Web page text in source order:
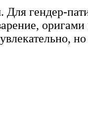
Для гендер-
оригами